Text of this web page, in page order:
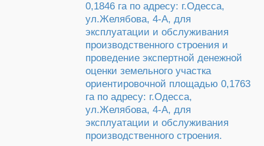
0,1846 га по адресу: г.Одесса,
ул.Желябова, 4-А, для
эксплуатации и обслуживания
производственного строения и
проведение экспертной денежной
оценки земельного участка
ориентировочной площадью 0,1763
га по адресу: г.Одесса,
ул.Желябова, 4-А, для
эксплуатации и обслуживания
производственного строения.